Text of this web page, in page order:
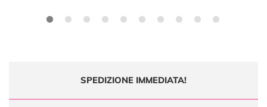
SPEDIZIONE IMMEDIATA!